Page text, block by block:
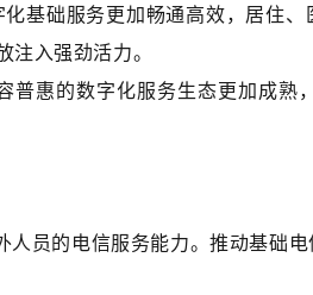
基础服务更加畅通高效，居住
入强劲活力。
惠的数字化服务生态更加成熟
员的电信服务能力。推动基础